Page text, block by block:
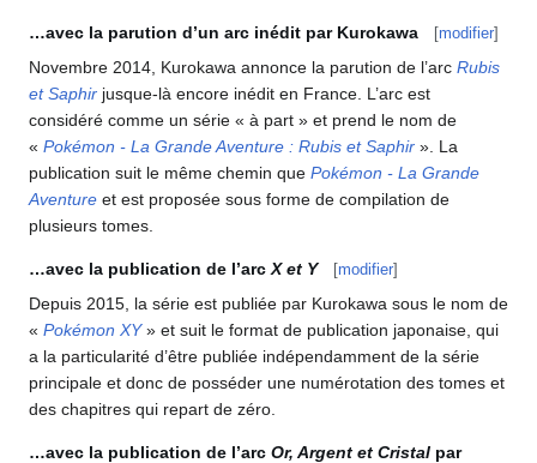
…avec la parution d’un arc inédit par Kurokawa [modifier]
Novembre 2014, Kurokawa annonce la parution de l’arc Rubis
et Saphir jusque-là encore inédit en France. L’arc est
considéré comme un série « à part » et prend le nom de
« Pokémon - La Grande Aventure : Rubis et Saphir ». La
publication suit le même chemin que Pokémon - La Grande
Aventure et est proposée sous forme de compilation de
plusieurs tomes.
…avec la publication de l’arc X et Y [modifier]
Depuis 2015, la série est publiée par Kurokawa sous le nom de
« Pokémon XY » et suit le format de publication japonaise, qui
a la particularité d’être publiée indépendamment de la série
principale et donc de posséder une numérotation des tomes et
des chapitres qui repart de zéro.
…avec la publication de l’arc Or, Argent et Cristal par